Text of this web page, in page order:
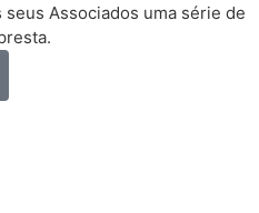
Associados uma série de